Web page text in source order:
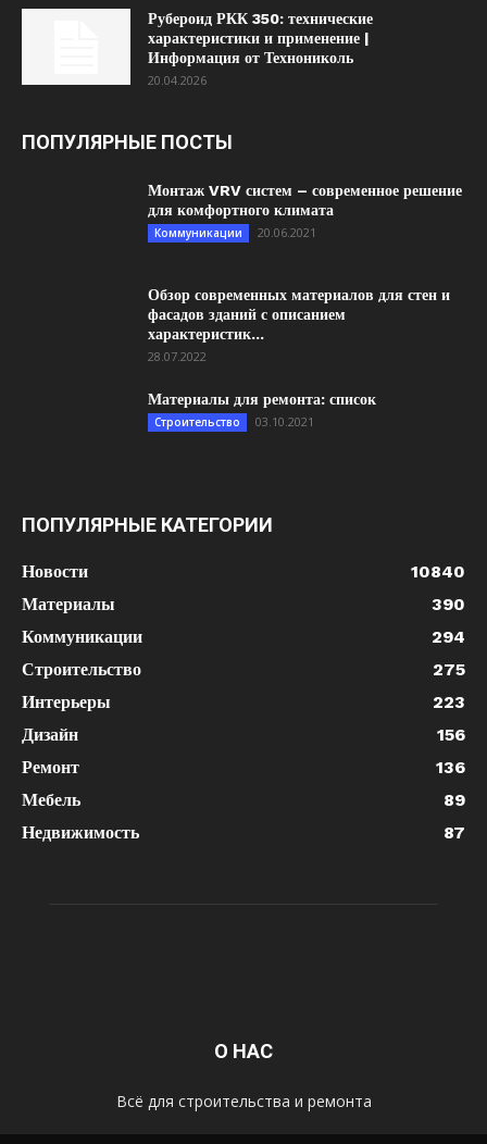
Рубероид РКК 350: технические
характеристики и применение |
Информация от Технониколь
20.04.2026
ПОПУЛЯРНЫЕ ПОСТЫ
Монтаж VRV систем – современное решение
для комфортного климата
Коммуникации 20.06.2021
Обзор современных материалов для стен и
фасадов зданий с описанием
характеристик...
28.07.2022
Материалы для ремонта: список
Строительство 03.10.2021
ПОПУЛЯРНЫЕ КАТЕГОРИИ
Новости
10840
Материалы
390
Коммуникации
294
Строительство
275
Интерьеры
223
Дизайн
156
Ремонт
136
Мебель
89
Недвижимость
87
О НАС
Всё для строительства и ремонта